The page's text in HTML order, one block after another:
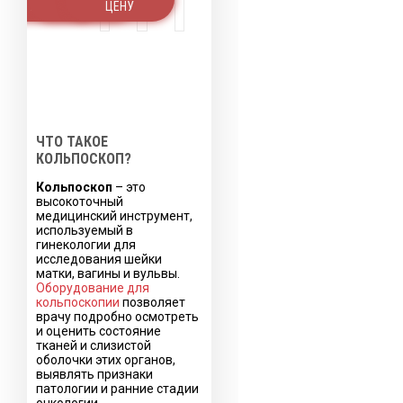
ЦЕНУ
ЧТО ТАКОЕ
КОЛЬПОСКОП?
Кольпоскоп – это
высокоточный
медицинский инструмент,
используемый в
гинекологии для
исследования шейки
матки, вагины и вульвы.
Оборудование для
кольпоскопии позволяет
врачу подробно осмотреть
и оценить состояние
тканей и слизистой
оболочки этих органов,
выявлять признаки
патологии и ранние стадии